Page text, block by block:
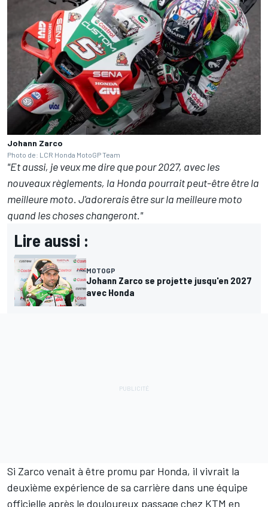
Johann Zarco
Photo de: LCR Honda MotoGP Team
"Et aussi, je veux me dire que pour 2027, avec les
nouveaux règlements, la Honda pourrait peut-être être la
meilleure moto. J'adorerais être sur la meilleure moto
quand les choses changeront."
Lire aussi :
MOTOGP
Johann Zarco se projette jusqu'en 2027
avec Honda
Si Zarco venait à être promu par Honda, il vivrait la
deuxième expérience de sa carrière dans une équipe
officielle après le douloureux passage chez KTM en